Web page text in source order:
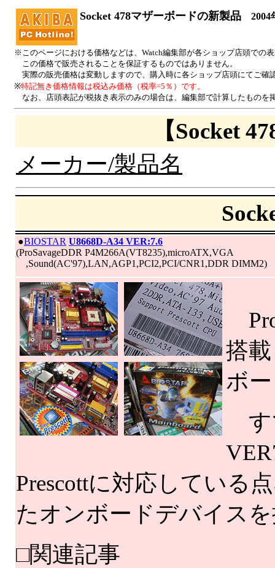
Socket 478マザーボードの新製品 2004
※このページにおける価格などは、Watch編集部が各ショップ店頭での
この価格で販売されることを保証するものではありません。
実際の販売価格は変動しますので、購入時に各ショップ店頭にてご確
※特記無き価格情報は税込み価格（税率=5％）です。
なお、店頭表記が税抜き表示のみの場合は、編集部で計算したものを
【Socket
メーカー/製品名
●BIOSTAR U8668D-A34 VER:7.6
(ProSavageDDR P4M266A(VT8235),microATX,VGA
,Sound(AC'97),LAN,AGP1,PCI2,PCI/CNR1,DDR DIMM2)
搭
ボ
す
Prescottに対応している
たオンボードデバイス
□関連記事